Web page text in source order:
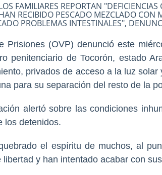
FAMILIARES REPORTAN "DEFICIENCIAS
RECIBIDO PESCADO MEZCLADO CON
PROBLEMAS INTESTINALES",
Prisiones (OVP) denunció este
penitenciario de Tocorón, estado
privados de acceso a la luz solar
para su separación del resto de la
alertó sobre las condiciones
los detenidos.
el espíritu de muchos, al
y han intentado acabar con